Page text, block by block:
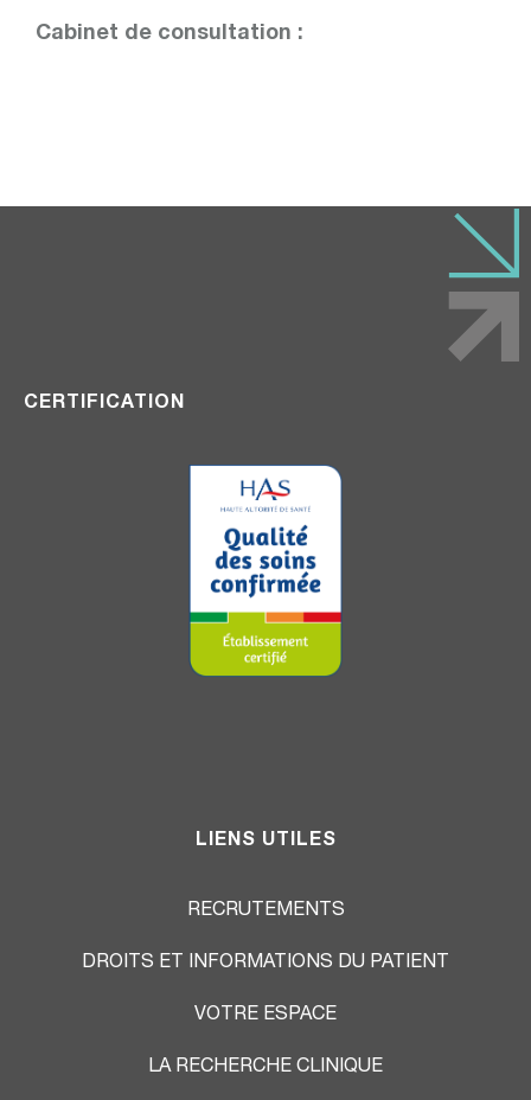
Cabinet de consultation :
CERTIFICATION
LIENS UTILES
RECRUTEMENTS
DROITS ET INFORMATIONS DU PATIENT
VOTRE ESPACE
LA RECHERCHE CLINIQUE